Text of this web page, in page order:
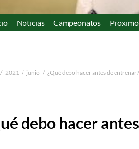
Noticias Campeonatos
2021 junio ¿Qué debo hacer antes de entrenar?
debo hacer